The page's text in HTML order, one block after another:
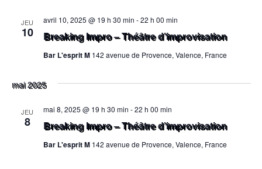
JEU
10 Breaking Impro – Théâtre d’improvisation
avril 10, 2025 @ 19 h 30 min -22 h 00 min
Bar L'esprit M 142 avenue de Provence, Valence, France
mai 2025
JEU
8 Breaking Impro – Théâtre d’improvisation
mai 8, 2025 @ 19 h 30 min -22 h 00 min
Bar L'esprit M 142 avenue de Provence, Valence, France